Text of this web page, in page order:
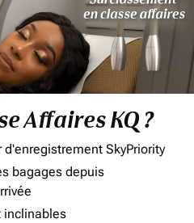
Affaires KQ ?
SkyPriority
bagages depuis
inclinables